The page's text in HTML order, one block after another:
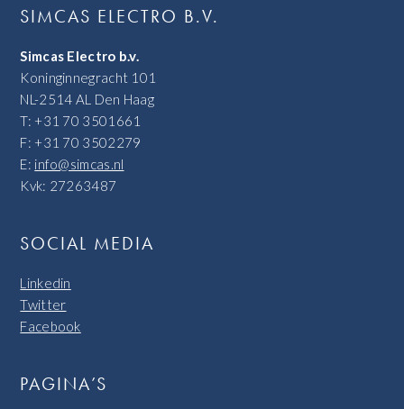
SIMCAS ELECTRO B.V.
Simcas Electro b.v.
Koninginnegracht 101
NL-2514 AL Den Haag
T: +31 70 3501661
F: +31 70 3502279
E: info@simcas.nl
Kvk: 27263487
SOCIAL MEDIA
Linkedin
Twitter
Facebook
PAGINA’S